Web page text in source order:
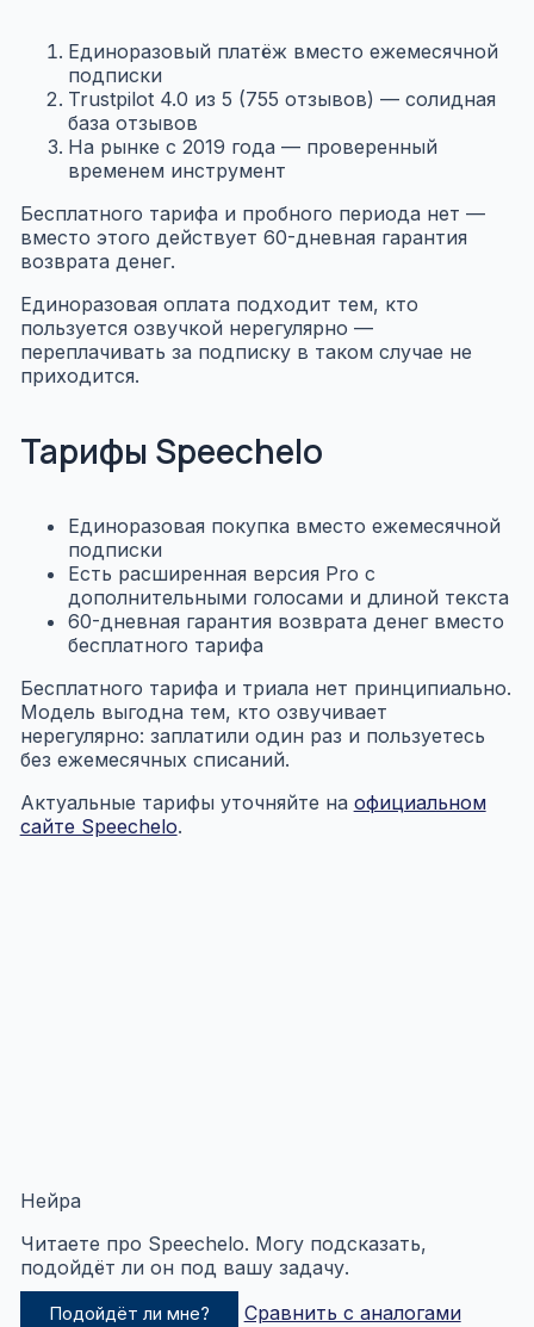
Единоразовый платёж вместо ежемесячной
подписки
Trustpilot 4.0 из 5 (755 отзывов) — солидная
база отзывов
На рынке с 2019 года — проверенный
временем инструмент
Бесплатного тарифа и пробного периода нет —
вместо этого действует 60-дневная гарантия
возврата денег.
Единоразовая оплата подходит тем, кто
пользуется озвучкой нерегулярно —
переплачивать за подписку в таком случае не
приходится.
Тарифы Speechelo
Единоразовая покупка вместо ежемесячной
подписки
Есть расширенная версия Pro с
дополнительными голосами и длиной текста
60-дневная гарантия возврата денег вместо
бесплатного тарифа
Бесплатного тарифа и триала нет принципиально.
Модель выгодна тем, кто озвучивает
нерегулярно: заплатили один раз и пользуетесь
без ежемесячных списаний.
Актуальные тарифы уточняйте на официальном
сайте Speechelo.
Нейра
Читаете про Speechelo. Могу подсказать,
подойдёт ли он под вашу задачу.
Подойдёт ли мне? Сравнить с аналогами